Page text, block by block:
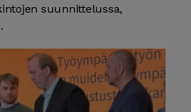
suunnittelussa,